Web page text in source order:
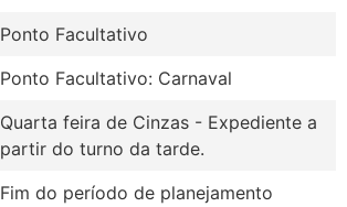
Ponto Facultativo
Ponto Facultativo: Carnaval
Quarta feira de Cinzas - Expediente a
partir do turno da tarde.
Fim do período de planejamento